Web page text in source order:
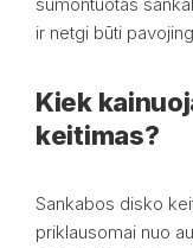
ir netgi būti
Kiek
keitimas?
Sankabos disko
priklausomai nuo